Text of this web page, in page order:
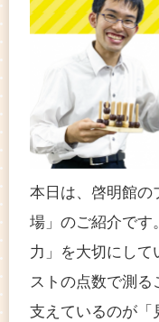
本日は、啓明館の
場」のご紹介です
力」を大切にして
ストの点数で測る
支えているのが